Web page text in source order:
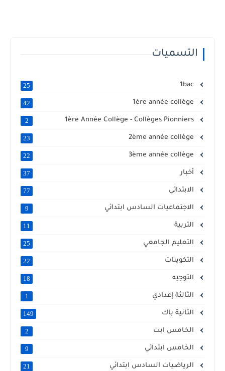
التسميات
1bac
25
42
1ère Année Collège - Collèges Pionniers
2
23
22
أخبار 37
الابتدائي 77
الاجتماعيات السادس ابتدائي 9
التربية 11
التعليم الجامعي 25
التكوينات 22
التوجيه 18
الثالثة إعدادي 1
الثانية باك 149
الخامس ابت 2
الخامس ابتدائي 9
الرياضيات السادس ابتدائي 21